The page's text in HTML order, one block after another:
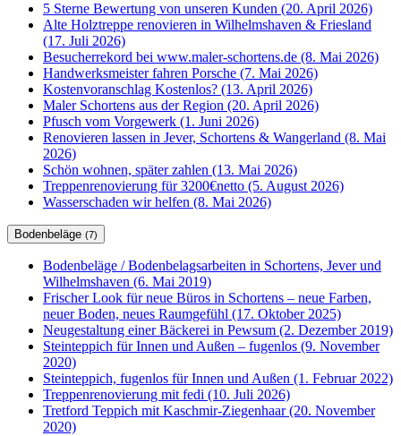
5 Sterne Bewertung von unseren Kunden (20. April 2026)
Alte Holztreppe renovieren in Wilhelmshaven & Friesland
(17. Juli 2026)
Besucherrekord bei www.maler-schortens.de (8. Mai 2026)
Handwerksmeister fahren Porsche (7. Mai 2026)
Kostenvoranschlag Kostenlos? (13. April 2026)
Maler Schortens aus der Region (20. April 2026)
Pfusch vom Vorgewerk (1. Juni 2026)
Renovieren lassen in Jever, Schortens & Wangerland (8. Mai
2026)
Schön wohnen, später zahlen (13. Mai 2026)
Treppenrenovierung für 3200€netto (5. August 2026)
Wasserschaden wir helfen (8. Mai 2026)
Bodenbeläge (7)
Bodenbeläge / Bodenbelagsarbeiten in Schortens, Jever und
Wilhelmshaven (6. Mai 2019)
Frischer Look für neue Büros in Schortens – neue Farben,
neuer Boden, neues Raumgefühl (17. Oktober 2025)
Neugestaltung einer Bäckerei in Pewsum (2. Dezember 2019)
Steinteppich für Innen und Außen – fugenlos (9. November
2020)
Steinteppich, fugenlos für Innen und Außen (1. Februar 2022)
Treppenrenovierung mit fedi (10. Juli 2026)
Tretford Teppich mit Kaschmir-Ziegenhaar (20. November
2020)